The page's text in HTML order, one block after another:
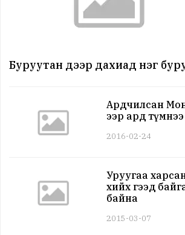
Буруутан дээр дахиад нэг
Ардчилсан
ээр ард түмнээ
2016-02-24
Уруугаа
хийх гээд
байна
2015-03-07